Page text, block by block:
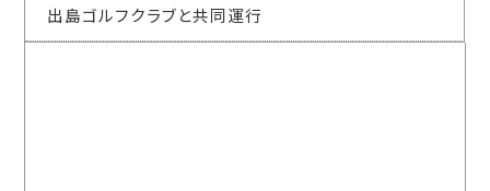
出島ゴルフクラブと共同運行